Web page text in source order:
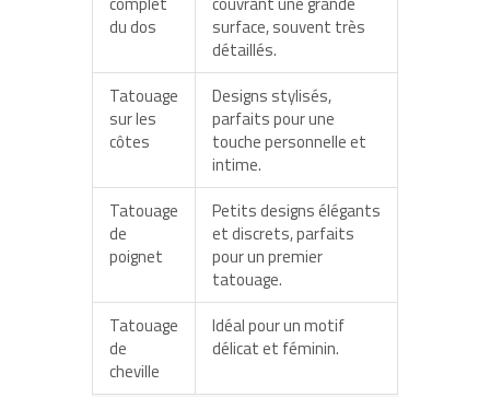
du dos
surface, souvent très
détaillés.
Tatouage
sur les
côtes
Designs stylisés,
parfaits pour une
touche personnelle et
intime.
Tatouage
de
poignet
Petits designs élégants
et discrets, parfaits
pour un premier
tatouage.
Tatouage
de
cheville
Idéal pour un motif
délicat et féminin.